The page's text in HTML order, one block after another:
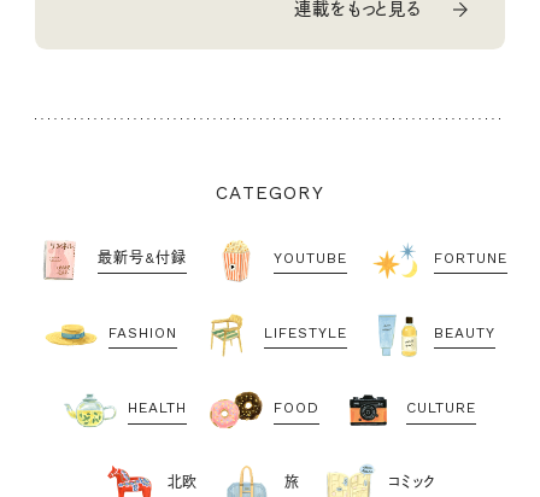
連載をもっと見る
CATEGORY
最新号&付録 YOUTUBE FORTUNE
FASHION LIFESTYLE BEAUTY
HEALTH FOOD CULTURE
北欧 旅 コミック